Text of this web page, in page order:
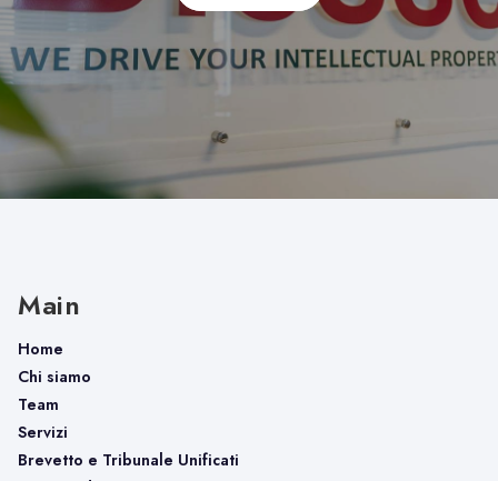
Main
Home
Chi siamo
Team
Servizi
Brevetto e Tribunale Unificati